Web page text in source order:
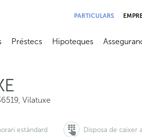
PARTICULARS
Abrir submenú
Préstecs
Abrir submenú
Hipoteques
Abrir
, Vilatuxe
estàndard Disposa de caixer